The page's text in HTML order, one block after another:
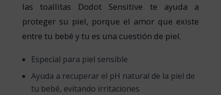
las toallitas Dodot Sensitive te ayuda a
proteger su piel, porque el amor que existe
entre tu bebé y tu es una cuestión de piel.
Especial para piel sensible
Ayuda a recuperar el pH natural de la piel de
tu bebé, evitando irritaciones